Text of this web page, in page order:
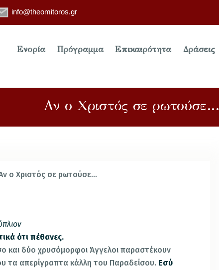
info@theomitoros.gr
Ενορία Πρόγραμμα Επικαιρότητα Δράσεις
Αν ο Χριστός σε ρωτούσε…
ότι πέθανες.
και δύο χρυσόμορφοι Άγγελοι παραστέκουν
τα απερίγραπτα κάλλη του Παραδείσου. Εσύ